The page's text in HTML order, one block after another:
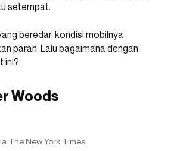
setempat.
beredar, kondisi mobilnya
parah. Lalu bagaimana dengan
ini?
Woods
The New York Times